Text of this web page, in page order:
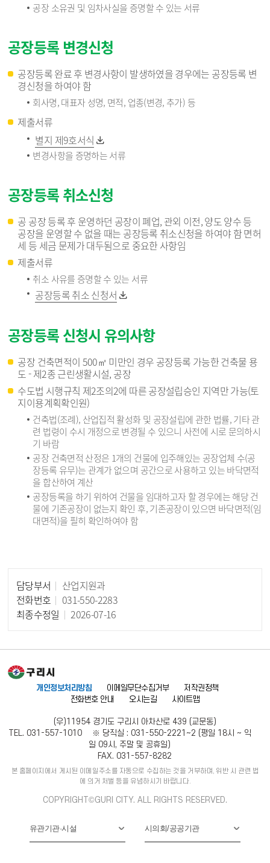
공장 소유권 및 임차사실을 증명할 수 있는 서류
공장등록 변경신청
공장등록 완료 후 변경사항이 발생하였을 경우에는 공장등록 변
경신청을 하여야 함
회사명, 대표자 성명, 면적, 업종(변경, 추가) 등
제출서류
별지 제9호서식
변경사항을 증명하는 서류
공장등록 취소신청
공 공장 등록 후 운영하던 공장이 폐업, 관외 이전, 양도 양수 등
공장을 운영할 수 없을 때는 공장등록 취소신청을 하여야 함 면허
세 등 세금 문제가 대두됨으로 중요한 사항임
제출서류
취소 사유를 증명할 수 있는 서류
공장등록 취소 신청서
공장등록 신청시 유의사항
공장 건축면적이 500㎡ 미만인 경우 공장등록 가능한 건축물 용
도 - 제2종 근린생활시설, 공장
수도법 시행규칙 제2조의2에 따른 공장설립승인 지역만 가능(토
지이용계획확인원)
건축법(조례), 산업집적 활성화 및 공장설립에 관한 법률, 기타 관
련 법령이 수시 개정으로 변경될 수 있으니 사전에 시로 문의하시
기 바람
공장 건축면적 산정은 1개의 건물에 입주해있는 공장업체 수(공
장등록 유무)는 관계가 없으며 공간으로 사용하고 있는 바닥면적
을 합산하여 계산
공장등록을 하기 위하여 건물을 임대하고자 할 경우에는 해당 건
물에 기존공장이 없는지 확인 후, 기존공장이 있으면 바닥면적(임
대면적)을 필히 확인하여야 함
담당부서
산업지원과
전화번호
031-550-2283
최종수정일
2026-07-16
개인정보처리방침 이메일무단수집거부
저작권정책
전화번호 안내
오시는길 사이트맵
(우)11954 경기도 구리시 아차산로 439 (교문동)
TEL. 031-557-1010 ※ 당직실 : 031-550-2221~2 (평일 18시 ~ 익
일 09시, 주말 및 공휴일)
FAX. 031-557-8282
본 홈페이지에서 게시된 이메일주소를 자동으로 수집하는 것을 거부하며, 위반 시 관련 법
에 의거 처벌 등을 유념하시기 바랍니다.
COPYRIGHT©GURI CITY. ALL RIGHTS RESERVED.
유관기관·시설 시의회/공공기관